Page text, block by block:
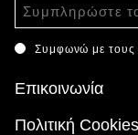
Συμφωνώ με τους
Επικοινωνία
Πολιτική Cookies